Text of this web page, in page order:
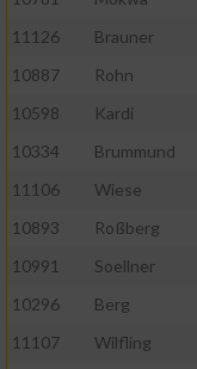
11126
Brauner
10887
Rohn
10598
Kardi
10334
Brummund
11106
Wiese
10893
Roßberg
10991
Soellner
10296
Berg
11107
Wilfling